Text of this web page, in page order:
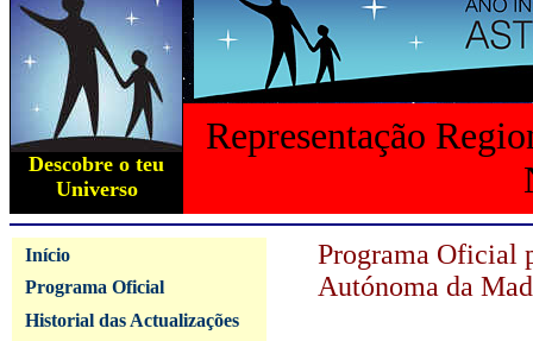
Descobre o teu
Universo
Representação
Início
Programa Oficial
Historial das Actualizações
Programa Oficial
Autónoma da